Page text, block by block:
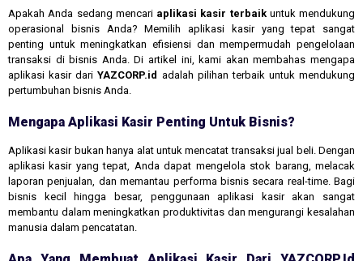
Apakah Anda sedang mencari aplikasi kasir terbaikuntuk mendukung
operasional bisnis Anda? Memilih aplikasi kasir yang tepat sangat
penting untuk meningkatkan efisiensi dan mempermudah pengelolaan
transaksi di bisnis Anda. Di artikel ini, kami akan membahas mengapa
aplikasi kasir dariYAZCORP.id adalah pilihan terbaik untuk mendukung
pertumbuhan bisnis Anda.
Mengapa Aplikasi Kasir Penting Untuk Bisnis?
Aplikasi kasir bukan hanya alat untuk mencatat transaksi jual beli. Dengan
aplikasi kasir yang tepat, Anda dapat mengelola stok barang, melacak
laporan penjualan, dan memantau performa bisnis secara real-time. Bagi
bisnis kecil hingga besar, penggunaan aplikasi kasir akan sangat
membantu dalam meningkatkan produktivitas dan mengurangi kesalahan
manusia dalam pencatatan.